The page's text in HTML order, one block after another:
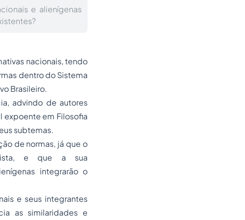
e alienígenas
nacionais, tendo
dentro do Sistema
Brasileiro.
advindo de autores
expoente em Filosofia
subtemas.
de normas, já que o
e que a sua
integrarão o
e seus integrantes
as similaridades e